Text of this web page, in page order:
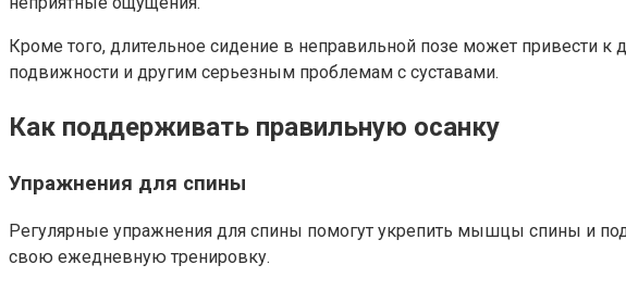
Кроме того, длительное сидение в неправильной позе может привести
подвижности и другим серьезным проблемам с суставами.
Как поддерживать правильную осанку
Упражнения для спины
Регулярные упражнения для спины помогут укрепить мышцы спины и
свою ежедневную тренировку.